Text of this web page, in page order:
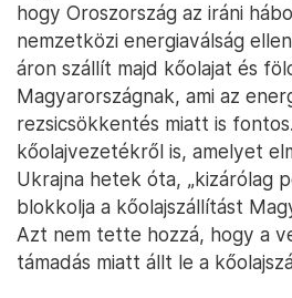
hogy Oroszország az iráni
nemzetközi energiaválság
áron szállít majd kőolajat és
Magyarországnak, ami az
rezsicsökkentés miatt is
kőolajvezetékről is, amelyet
Ukrajna hetek óta, „kizárólag
blokkolja a kőolajszállítást
Azt nem tette hozzá, hogy a
támadás miatt állt le a